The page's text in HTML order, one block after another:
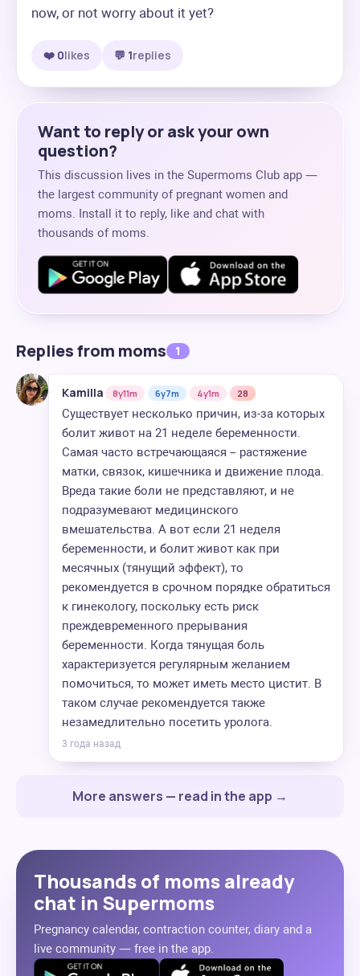
now, or not worry about it yet?
❤️ 0likes 💬 1replies
Want to reply or ask your own
question?
This discussion lives in the Supermoms Club app —
the largest community of pregnant women and
moms. Install it to reply, like and chat with
thousands of moms.
Replies from moms 1
Kamilla 8y11m 6y7m 4y1m 28
Существует несколько причин, из-за которых
болит живот на 21 неделе беременности.
Самая часто встречающаяся – растяжение
матки, связок, кишечника и движение плода.
Вреда такие боли не представляют, и не
подразумевают медицинского
вмешательства. А вот если 21 неделя
беременности, и болит живот как при
месячных (тянущий эффект), то
рекомендуется в срочном порядке обратиться
к гинекологу, поскольку есть риск
преждевременного прерывания
беременности. Когда тянущая боль
характеризуется регулярным желанием
помочиться, то может иметь место цистит. В
таком случае рекомендуется также
незамедлительно посетить уролога.
3 года назад
More answers — read in the app →
Thousands of moms already
chat in Supermoms
Pregnancy calendar, contraction counter, diary and a
live community — free in the app.